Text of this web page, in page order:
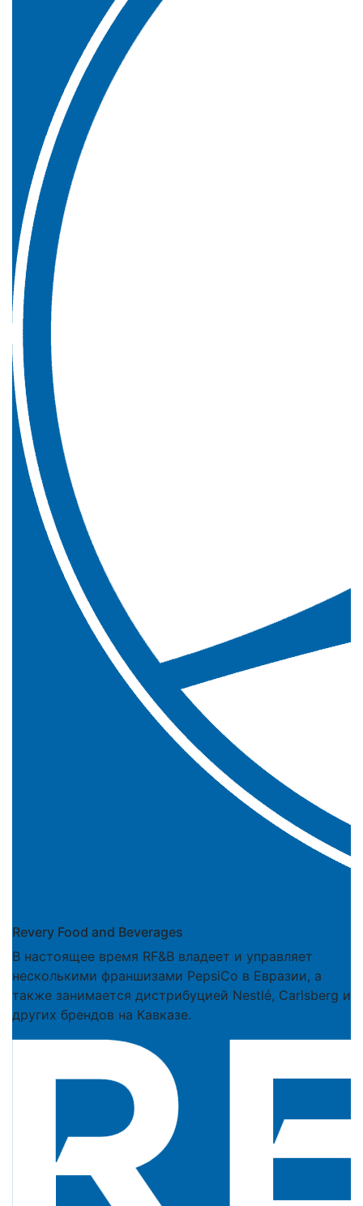
Revery Food and Beverages
В настоящее время RF&B владеет и управляет
несколькими франшизами PepsiCo в Евразии, а
также занимается дистрибуцией Nestlé, Carlsberg и
других брендов на Кавказе.